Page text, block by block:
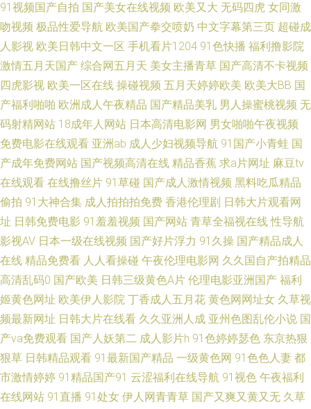
东京热色播 韩国伦理片av 韩剧网91tv 国产欧美久久另类精品 成人精品国产
草莓视频apk污 91伊人网在线 91麻豆果冻传媒国 91后入丝袜翘臀视频 97国
产精品一区二区 99久久一区 av爱福利 91丝袜一区 91高清无码看片 中文无
码第九页 91av导航 亚洲变态欧美另类精品 亚洲国产91线视频 91国产老熟女
91后入黑丝 91吸奶水网站在线观看 91中文 91色金典 91黄页 69福利导航在
线 性精品区 视频列表国产 一级毛久久 91社区免费在线 91丝腿 91巨乳 91传
媒精品 91九色蝌蚪熟女 91操人视频 91草草人人人 伊人焦久伦理在线 影音
女露脸视频 91性感在线 91性第一页下载 91人人妻人人干 91公司制作传媒
超碰四虎东方精品 豆奶视频导航 操b伦理电影在线视频 岛国精品在线 www
福利av 色中色网站 91影音资源 麻豆精品久久 91探花在线观看视频 日韩资源
网址 国产性爱不卡在线观看 最新国产AVav 久久视品 91麻豆福利视频导航 久
91视频国产自拍 国产美女在线视频 欧美又大 无码四虎 女同激
吻视频 极品性爱导航 欧美国产拳交喷奶 中文字幕第三页 超碰成
人影视 欧美日韩中文一区 手机看片1204 91色快播 福利撸影院
激情五月天国产 综合网五月天 美女主播青草 国产高清不卡视频
四虎影视 欧美一区在线 操碰视频 五月天婷婷欧美 欧美大BB 国
产福利啪啪 欧洲成人午夜精品 国产精品美乳 男人操蜜桃视频 无
码射精网站 18成年人网站 日本高清电影网 男女啪啪午夜视频
免费电影在线观看 亚洲ab 成人少妇视频导航 91国产小青蛙 国
产成年免费网站 国产视频高清在线 精品香蕉 求a片网址 麻豆tv
在线观看 在线撸丝片 91草碰 国产成人激情视频 黑料吃瓜精品
偷拍 91大神合集 成人拍拍拍免费 香港伦理剧 日韩大片观看网
址 日韩免费电影 91羞羞视频 国产网站 青草全福视在线 性导航
影视AV 日本一级在线视频 国产好片浮力 91久操 国产精品成人
在线 精品免费看 人人看操碰 午夜伦理电影网 久久国自产拍精品
高清乱码0 国产欧美 日韩三级黄色A片 伦理电影亚洲国产 福利
姬黄色网址 欧美伊人影院 丁香成人五月花 黄色网网址女 久草视
频最新网址 日韩大片在线看 久久亚洲人成 亚州色图乱伦小说 国
产va免费观看 国产人妖第二 成人影片h 91色婷婷瑟色 东京热狠
狠草 日韩精品观看 91最新国产精品 一级黄色网 91色色人妻 都
市激情婷婷 91精品国产91 云涩福利在线导航 91视色 午夜福利
在线网站 91直播 91处女 伊人网青青草 国产又爽又黄又无 久草